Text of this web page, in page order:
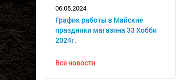
06.05.2024
График работы в Майские
праздники магазина 33 Хобби
2024г.
Все новости